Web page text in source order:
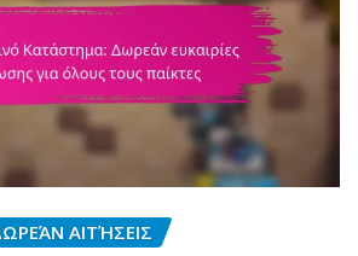
ΑΙΤΉΣΕΙΣ